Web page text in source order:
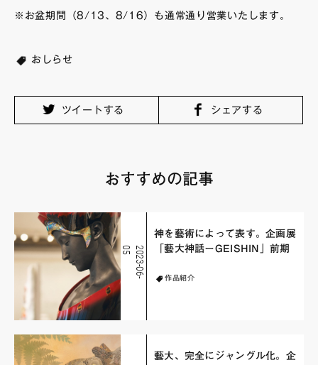
※お盆期間（8/13、8/16）も通常通り営業いたします。
おしらせ
ツイートする シェアする
おすすめの記事
2
0
2
3
-
0
6
-
0
5
神を藝術によって表す。企画展
「藝大神話ーGEISHIN」前期
作品紹介
藝大、完全にジャングル化。企